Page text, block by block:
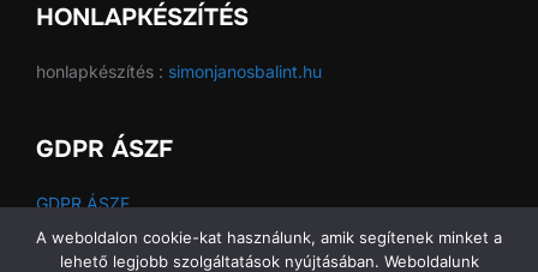
HONLAPKÉSZÍTÉS
honlapkészítés : simonjanosbalint.hu
GDPR ÁSZF
GDPR ÁSZF
A weboldalon cookie-kat használunk, amik segítenek minket a
lehető legjobb szolgáltatások nyújtásában. Weboldalunk